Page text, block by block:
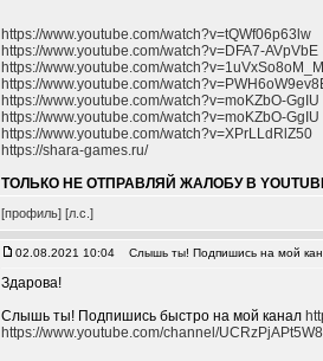
https://www.youtube.com/watch?v=tQWf06p63lw
https://www.youtube.com/watch?v=DFA7-AVpVbE
https://www.youtube.com/watch?v=1uVxSo8oM_M
https://www.youtube.com/
https://www.youtube.com/watch?v=moKZbO-GgIU
https://www.youtube.com/watch?v=moKZbO-GgIU
https://www.youtube.com/watch?v=XPrLLdRlZ50
https://shara-games.ru/
ТОЛЬКО НЕ ОТПРАВЛЯЙ ЖАЛОБУ В
[профиль] [л.с.]
02.08.2021 10:04 Слышь ты! Подпишись на мой
Здарова!
Слышь ты! Подпишись быстро на мой канал
https://www.youtube.com/channel/